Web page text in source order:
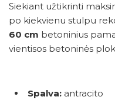
Siekiant užtikrinti
po kiekvienu stulpu
60 cm betoninius
vientisos betoninės
Spalva: antracito